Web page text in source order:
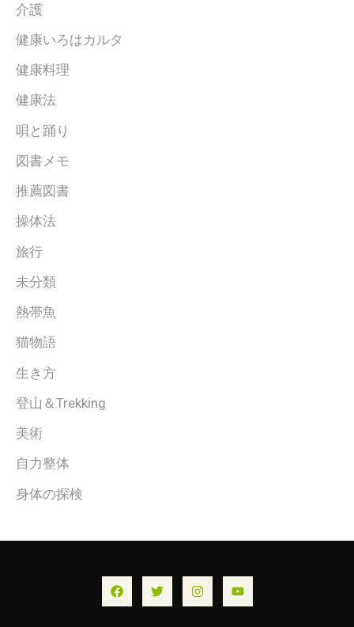
介護
健康いろはカルタ
健康料理
健康法
唄と踊り
図書メモ
推薦図書
操体法
旅行
未分類
熱帯魚
猫物語
生き方
登山＆Trekking
美術
自力整体
身体の探検